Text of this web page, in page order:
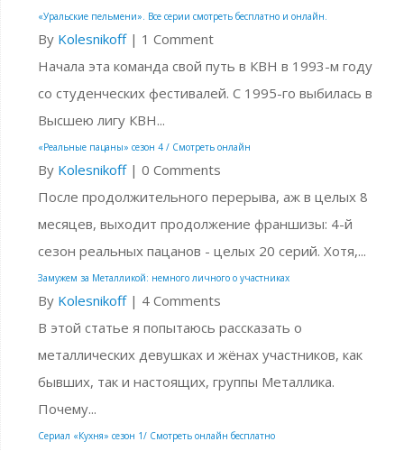
«Уральские пельмени». Все серии смотреть бесплатно и онлайн.
By Kolesnikoff| 1 Comment
Начала эта команда свой путь в КВН в 1993-м году
со студенческих фестивалей. С 1995-го выбилась в
Высшею лигу КВН...
«Реальные пацаны» сезон 4 / Смотреть онлайн
By Kolesnikoff| 0 Comments
После продолжительного перерыва, аж в целых 8
месяцев, выходит продолжение франшизы: 4-й
сезон реальных пацанов - целых 20 серий. Хотя,...
Замужем за Металликой: немного личного о участниках
By Kolesnikoff| 4 Comments
В этой статье я попытаюсь рассказать о
металлических девушках и жёнах участников, как
бывших, так и настоящих, группы Металлика.
Почему...
Сериал «Кухня» сезон 1/ Смотреть онлайн бесплатно